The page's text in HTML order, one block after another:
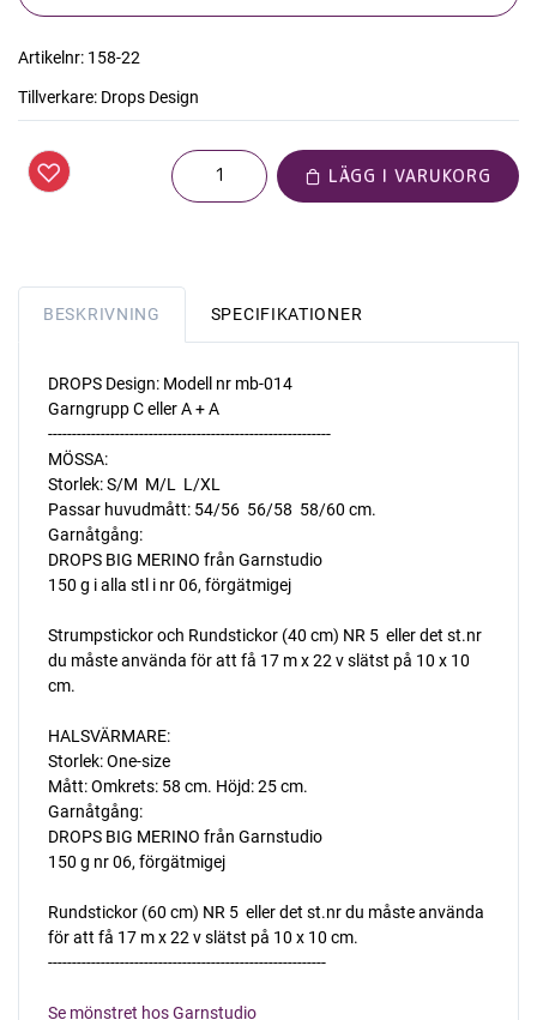
Artikelnr: 158-22
Tillverkare: Drops Design
LÄGG I VARUKORG
BESKRIVNING SPECIFIKATIONER
DROPS Design: Modell nr mb-014
Garngrupp C eller A + A
-----------------------------------------------------------
MÖSSA:
Storlek: S/M  M/L  L/XL
Passar huvudmått: 54/56  56/58  58/60 cm.
Garnåtgång:
DROPS BIG MERINO från Garnstudio
150 g i alla stl i nr 06, förgätmigej
Strumpstickor och Rundstickor (40 cm) NR 5  eller det st.nr
du måste använda för att få 17 m x 22 v slätst på 10 x 10
cm.
HALSVÄRMARE:
Storlek: One-size
Mått: Omkrets: 58 cm. Höjd: 25 cm.
Garnåtgång:
DROPS BIG MERINO från Garnstudio
150 g nr 06, förgätmigej
Rundstickor (60 cm) NR 5  eller det st.nr du måste använda
för att få 17 m x 22 v slätst på 10 x 10 cm.
----------------------------------------------------------
Se mönstret hos Garnstudio